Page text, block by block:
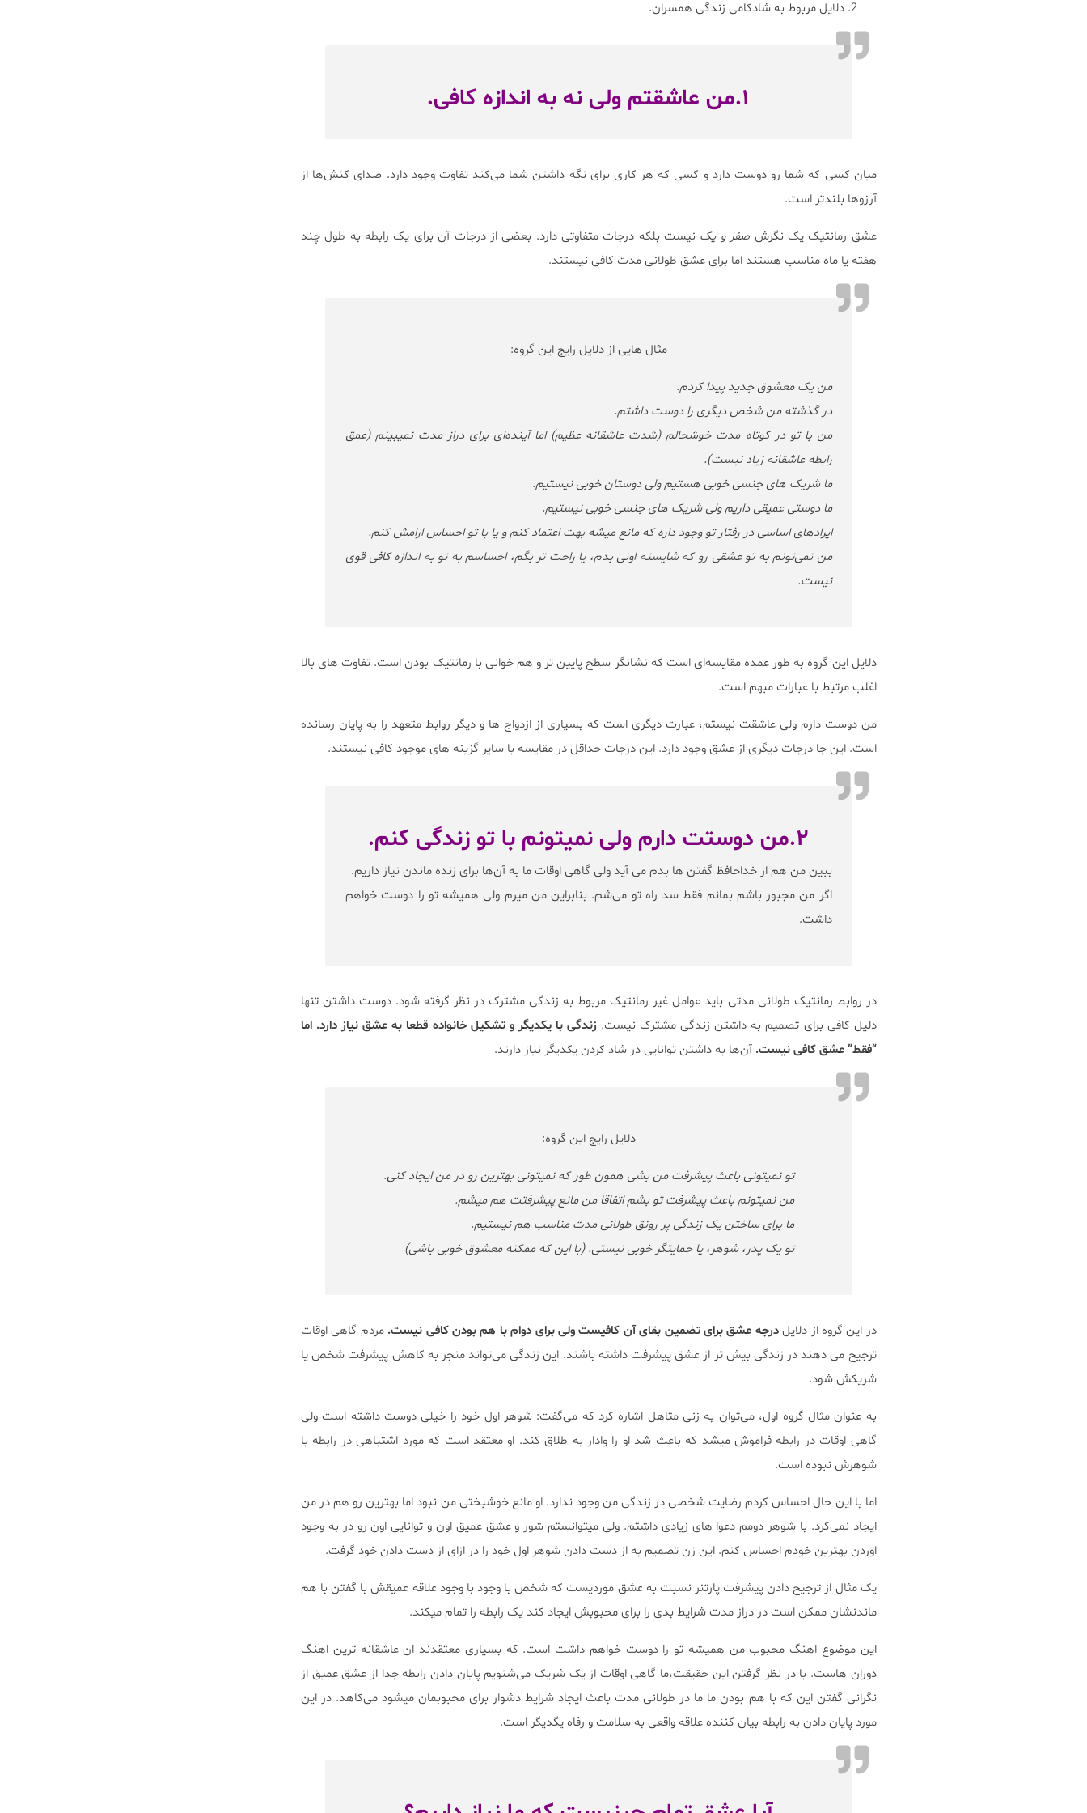
دلایل مربوط به شادکامی زندگی همسران.
۱.من عاشقتم ولی نه به اندازه کافی.
میان کسی که شما رو دوست دارد و کسی که هر کاری برای نگه داشتن شما می‌کند تفاوت وجود دارد. صدای کنش‌ها از
آرزوها بلندتر است.
عشق رمانتیک یک نگرش صفر و یک نیست بلکه درجات متفاوتی دارد. بعضی از درجات آن برای یک رابطه به طول چند
هفته یا ماه مناسب هستند اما برای عشق طولانی مدت کافی نیستند.
مثال هایی از دلایل رایج این گروه:
من یک معشوق جدید پیدا کردم.
در گذشته من شخص دیگری را دوست داشتم.
من با تو در کوتاه مدت خوشحالم (شدت عاشقانه عظیم) اما آینده‌ای برای دراز مدت نمیبینم (عمق
رابطه عاشقانه زیاد نیست).
ما شریک های جنسی خوبی هستیم ولی دوستان خوبی نیستیم.
ما دوستی عمیقی داریم ولی شریک های جنسی خوبی نیستیم.
ایرادهای اساسی در رفتار تو وجود داره که مانع میشه بهت اعتماد کنم و یا با تو احساس ارامش کنم.
من نمی‌تونم به تو عشقی رو که شایسته اونی بدم، یا راحت تر بگم، احساسم به تو به اندازه کافی قوی
نیست.
دلایل این گروه به طور عمده مقایسه‌ای است که نشانگر سطح پایین تر و هم خوانی با رمانتیک بودن است. تفاوت های بالا
اغلب مرتبط با عبارات مبهم است.
من دوست دارم ولی عاشقت نیستم، عبارت دیگری است که بسیاری از ازدواج ها و دیگر روابط متعهد را به پایان رسانده
است. این جا درجات دیگری از عشق وجود دارد. این درجات حداقل در مقایسه با سایر گزینه های موجود کافی نیستند.
۲.من دوستت دارم ولی نمیتونم با تو زندگی کنم.
ببین من هم از خداحافظ گفتن ها بدم می آید ولی گاهی اوقات ما به آن‌ها برای زنده ماندن نیاز داریم.
اگر من مجبور باشم بمانم فقط سد راه تو می‌شم. بنابراین من میرم ولی همیشه تو را دوست خواهم
داشت.
در روابط رمانتیک طولانی مدتی باید عوامل غیر رمانتیک مربوط به زندگی مشترک در نظر گرفته شود. دوست داشتن تنها
دلیل کافی برای تصمیم به داشتن زندگی مشترک نیست. زندگی با یکدیگر و تشکیل خانواده قطعا به عشق نیاز دارد. اما
“فقط” عشق کافی نیست. آن‌ها به داشتن توانایی در شاد کردن یکدیگر نیاز دارند.
دلایل رایج این گروه:
تو نمیتونی باعث پیشرفت من بشی همون طور که نمیتونی بهترین رو در من ایجاد کنی.
من نمیتونم باعث پیشرفت تو بشم اتفاقا من مانع پیشرفتت هم میشم.
ما برای ساختن یک زندگی پر رونق طولانی مدت مناسب هم نیستیم.
تو یک پدر، شوهر، یا حمایتگر خوبی نیستی. (با این که ممکنه معشوق خوبی باشی)
در این گروه از دلایلدرجه عشق برای تضمین بقای آن کافیست ولی برای دوام با هم بودن کافی نیست. مردم گاهی اوقات
ترجیح می دهند در زندگی بیش تر از عشق پیشرفت داشته باشند. این زندگی می‌تواند منجر به کاهش پیشرفت شخص یا
شریکش شود.
به عنوان مثال گروه اول، می‌توان به زنی متاهل اشاره کرد که می‌گفت: شوهر اول خود را خیلی دوست داشته است ولی
گاهی اوقات در رابطه فراموش میشد که باعث شد او را وادار به طلاق کند. او معتقد است که مورد اشتباهی در رابطه با
شوهرش نبوده است.
اما با این حال احساس کردم رضایت شخصی در زندگی من وجود ندارد. او مانع خوشبختی من نبود اما بهترین رو هم در من
ایجاد نمی‌کرد. با شوهر دومم دعوا های زیادی داشتم. ولی میتوانستم شور و عشق عمیق اون و توانایی اون رو در به وجود
اوردن بهترین خودم احساس کنم. این زن تصمیم به از دست دادن شوهر اول خود را در ازای از دست دادن خود گرفت.
یک مثال از ترجیح دادن پیشرفت پارتنر نسبت به عشق موردیست که شخص با وجود با وجود علاقه عمیقش با گفتن با هم
ماندنشان ممکن است در دراز مدت شرایط بدی را برای محبوبش ایجاد کند یک رابطه را تمام میکند.
این موضوع اهنگ محبوب من همیشه تو را دوست خواهم داشت است. که بسیاری معتقدند ان عاشقانه ترین اهنگ
دوران هاست. با در نظر گرفتن این حقیقت،ما گاهی اوقات از یک شریک می‌شنویم پایان دادن رابطه جدا از عشق عمیق از
نگرانی گفتن این که با هم بودن ما ما در طولانی مدت باعث ایجاد شرایط دشوار برای محبوبمان میشود می‌کاهد. در این
مورد پایان دادن به رابطه بیان کننده علاقه واقعی به سلامت و رفاه یگدیگر است.